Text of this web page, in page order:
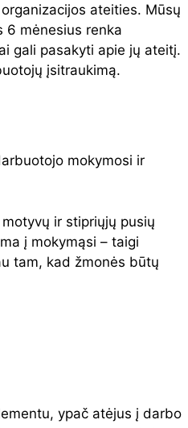
ateities. Mūsų
6 mėnesius renka
gali pasakyti apie jų ateitį.
įsitraukimą.
mokymosi ir
ir stipriųjų pusių
į mokymąsi – taigi
tam, kad žmonės būtų
ypač atėjus į darbo